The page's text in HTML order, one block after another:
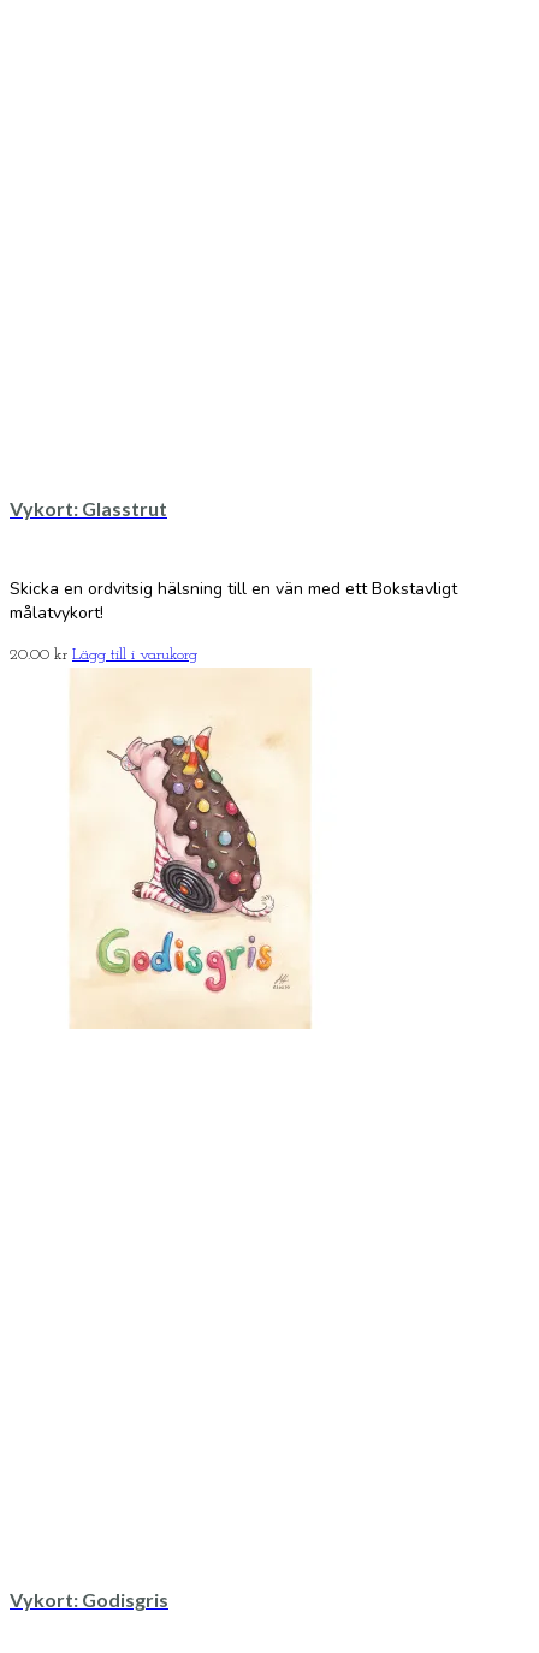
Vykort: Glasstrut
Skicka en ordvitsig hälsning till en vän med ett Bokstavligt
målatvykort!
20.00 kr Lägg till i varukorg
Vykort: Godisgris